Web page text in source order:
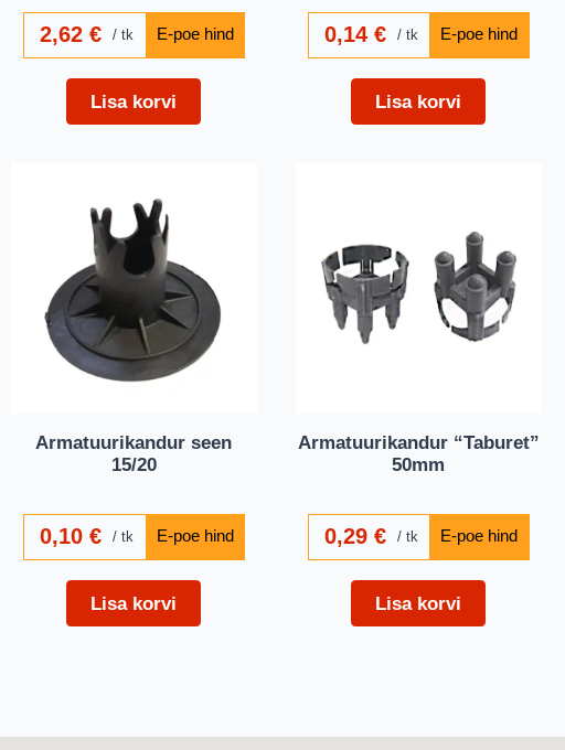
2,62 € tk
Lisa korvi
0,14 € tk
Lisa korvi
Armatuurikandur seen
15/20
0,10 € tk
Lisa korvi
Armatuurikandur “Taburet”
50mm
0,29 € tk
Lisa korvi